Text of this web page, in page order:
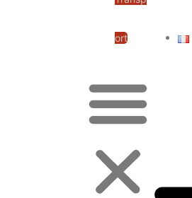
ort